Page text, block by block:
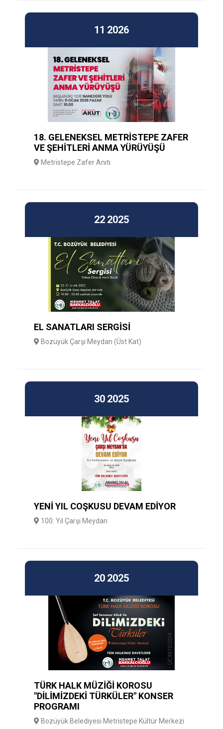
11 2026
18. GELENEKSEL METRİSTEPE ZAFER
VE ŞEHİTLERİ ANMA YÜRÜYÜŞÜ
Metristepe Zafer Anıtı
22 2025
EL SANATLARI SERGİSİ
Bozüyük Çarşı Meydan (Üst Kat)
30 2025
YENİ YIL COŞKUSU DEVAM EDİYOR
100. Yıl Çarşı Meydan
20 2025
TÜRK HALK MÜZİĞİ KOROSU
"DİLİMİZDEKİ TÜRKÜLER" KONSER
PROGRAMI
Bozüyük Belediyesi Metristepe Kültür Merkezi